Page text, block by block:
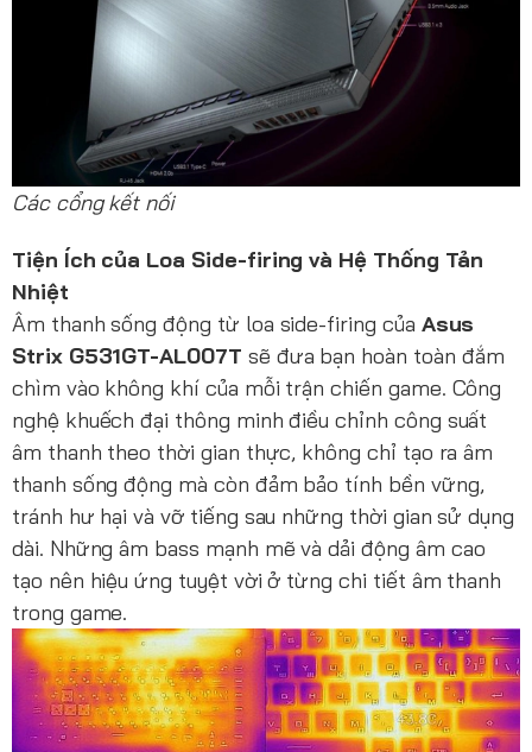
Các cổng kết nối
Tiện Ích của Loa Side-firing và Hệ Thống Tản
Nhiệt
Âm thanh sống động từ loa side-firing của Asus
Strix G531GT-AL007T sẽ đưa bạn hoàn toàn đắm
chìm vào không khí của mỗi trận chiến game. Công
nghệ khuếch đại thông minh điều chỉnh công suất
âm thanh theo thời gian thực, không chỉ tạo ra âm
thanh sống động mà còn đảm bảo tính bền vững,
tránh hư hại và vỡ tiếng sau những thời gian sử dụng
dài. Những âm bass mạnh mẽ và dải động âm cao
tạo nên hiệu ứng tuyệt vời ở từng chi tiết âm thanh
trong game.